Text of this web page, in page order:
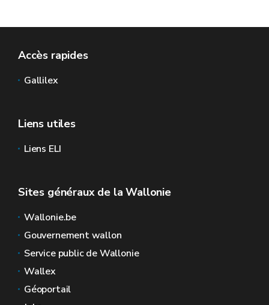
Accès rapides
Gallilex
Liens utiles
Liens ELI
Sites généraux de la Wallonie
Wallonie.be
Gouvernement wallon
Service public de Wallonie
Wallex
Géoportail